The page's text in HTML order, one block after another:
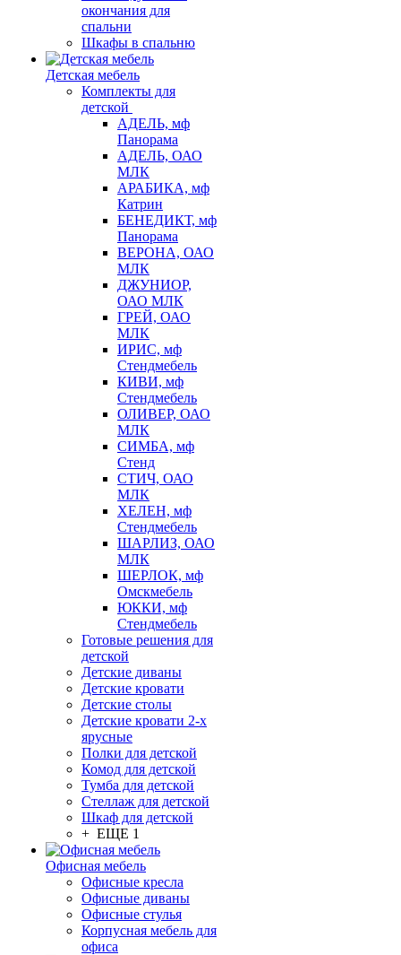
окончания для
спальни
Шкафы в спальню
Детская мебель
Комплекты для
детской
АДЕЛЬ, мф
Панорама
АДЕЛЬ, ОАО
МЛК
АРАБИКА, мф
Катрин
БЕНЕДИКТ, мф
Панорама
ВЕРОНА, ОАО
МЛК
ДЖУНИОР,
ОАО МЛК
ГРЕЙ, ОАО
МЛК
ИРИС, мф
Стендмебель
КИВИ, мф
Стендмебель
ОЛИВЕР, ОАО
МЛК
СИМБА, мф
Стенд
СТИЧ, ОАО
МЛК
ХЕЛЕН, мф
Стендмебель
ШАРЛИЗ, ОАО
МЛК
ШЕРЛОК, мф
Омскмебель
ЮККИ, мф
Стендмебель
Готовые решения для
детской
Детские диваны
Детские кровати
Детские столы
Детские кровати 2-х
ярусные
Полки для детской
Комод для детской
Тумба для детской
Стеллаж для детской
Шкаф для детской
+ ЕЩЕ 1
Офисная мебель
Офисные кресла
Офисные диваны
Офисные стулья
Корпусная мебель для
офиса